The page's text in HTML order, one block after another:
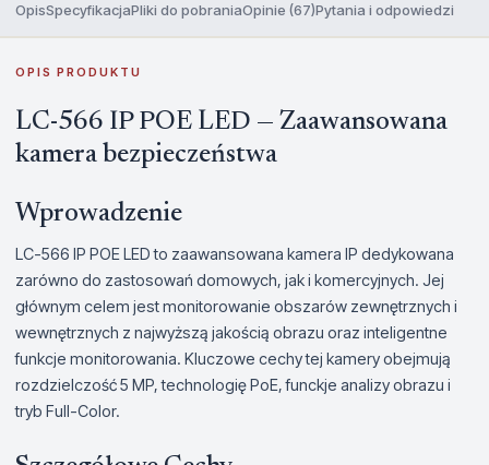
OpisSpecyfikacjaPliki do pobraniaOpinie (67)Pytania i odpowiedzi
OPIS PRODUKTU
LC-566 IP POE LED — Zaawansowana
kamera bezpieczeństwa
Wprowadzenie
LC-566 IP POE LED to zaawansowana kamera IP dedykowana
zarówno do zastosowań domowych, jak i komercyjnych. Jej
głównym celem jest monitorowanie obszarów zewnętrznych i
wewnętrznych z najwyższą jakością obrazu oraz inteligentne
funkcje monitorowania. Kluczowe cechy tej kamery obejmują
rozdzielczość 5 MP, technologię PoE, funckje analizy obrazu i
tryb Full-Color.